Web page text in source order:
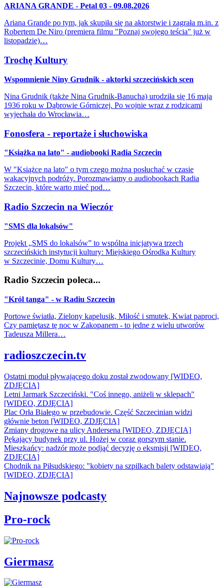
ARIANA GRANDE - Petal 03 - 09.08.2026
Ariana Grande po tym, jak skupiła się na aktorstwie i zagrała m.in. z
Robertem De Niro (premiera filmu "Poznaj swojego teścia" już w
listopadzie)…
Trochę Kultury
Wspomnienie Niny Grudnik - aktorki szczecińskich scen
Nina Grudnik (także Nina Grudnik-Banucha) urodziła się 16 maja
1936 roku w Dąbrowie Górniczej. Po wojnie wraz z rodzicami
wyjechała do Wrocławia…
Fonosfera - reportaże i słuchowiska
"Książka na lato" - audiobooki Radia Szczecin
W "Książce na lato" o tym czego można posłuchać w czasie
wakacyjnych podróży. Porozmawiamy o audiobookach Radia
Szczecin, które warto mieć pod…
Radio Szczecin na Wieczór
"SMS dla lokalsów"
Projekt „SMS do lokalsów” to wspólna inicjatywa trzech
szczecińskich instytucji kultury: Miejskiego Ośrodka Kultury
w Szczecinie, Domu Kultury…
Radio Szczecin poleca...
"Król tanga" - w Radiu Szczecin
Portowe światła, Zielony kapelusik, Miłość i smutek, Kwiat paproci,
Czy pamiętasz tę noc w Zakopanem - to jedne z wielu utworów
Tadeusza Millera…
radioszczecin.tv
Ostatni moduł pływającego doku został zwodowany [WIDEO,
ZDJĘCIA]
Letni Jarmark Szczeciński. "Coś innego, aniżeli w sklepach"
[WIDEO, ZDJĘCIA]
Plac Orła Białego w przebudowie. Część Szczecinian widzi
głównie beton [WIDEO, ZDJĘCIA]
Zmiany drogowe na ulicy Andersena [WIDEO, ZDJĘCIA]
Pękający budynek przy ul. Hożej w coraz gorszym stanie.
Mieszkańcy: nadzór może podjąć decyzję o eksmisji [WIDEO,
ZDJĘCIA]
Chodnik na Piłsudskiego: "kobiety na szpilkach balety odstawiają"
[WIDEO, ZDJĘCIA]
Najnowsze podcasty
Pro-rock
Giermasz